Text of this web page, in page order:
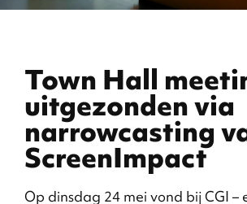
Town Hall
uitgezonden via
narrowcasting
ScreenImpact
Op dinsdag 24 mei vond bij CGI –